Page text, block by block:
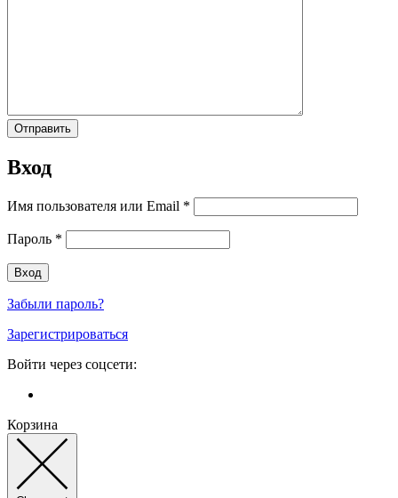
Вход
Имя пользователя или Email *
Пароль *
Забыли пароль?
Зарегистрироваться
Войти через соцсети:
Корзина